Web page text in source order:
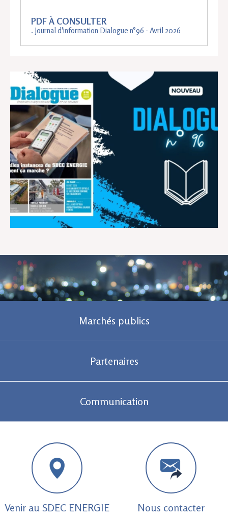
PDF À CONSULTER
. Journal d'information Dialogue n°96 - Avril 2026
Marchés publics
Partenaires
Communication
Venir au SDEC ENERGIE Nous contacter